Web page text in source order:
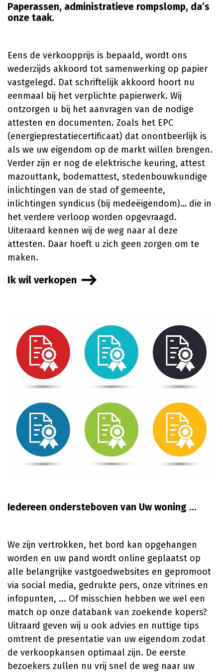
Paperassen, administratieve rompslomp, da’s
onze taak.
Eens de verkoopprijs is bepaald, wordt ons
wederzijds akkoord tot samenwerking op papier
vastgelegd. Dat schriftelijk akkoord hoort nu
eenmaal bij het verplichte papierwerk. Wij
ontzorgen u bij het aanvragen van de nodige
attesten en documenten. Zoals het EPC
(energieprestatiecertificaat) dat onontbeerlijk is
als we uw eigendom op de markt willen brengen.
Verder zijn er nog de elektrische keuring, attest
mazouttank, bodemattest, stedenbouwkundige
inlichtingen van de stad of gemeente,
inlichtingen syndicus (bij medeëigendom)… die in
het verdere verloop worden opgevraagd.
Uiteraard kennen wij de weg naar al deze
attesten. Daar hoeft u zich geen zorgen om te
maken.
Ik wil verkopen
Iedereen ondersteboven van Uw woning ...
We zijn vertrokken, het bord kan opgehangen
worden en uw pand wordt online geplaatst op
alle belangrijke vastgoedwebsites en gepromoot
via social media, gedrukte pers, onze vitrines en
infopunten, ... Of misschien hebben we wel een
match op onze databank van zoekende kopers?
Uitraard geven wij u ook advies en nuttige tips
omtrent de presentatie van uw eigendom zodat
de verkoopkansen optimaal zijn. De eerste
bezoekers zullen nu vrij snel de weg naar uw